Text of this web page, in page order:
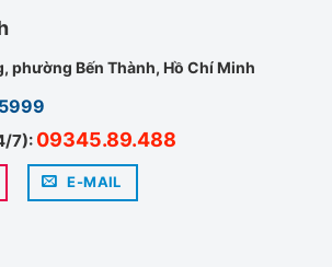
phường Bến Thành, Hồ Chí Minh
7): 09345.89.488
E-MAIL